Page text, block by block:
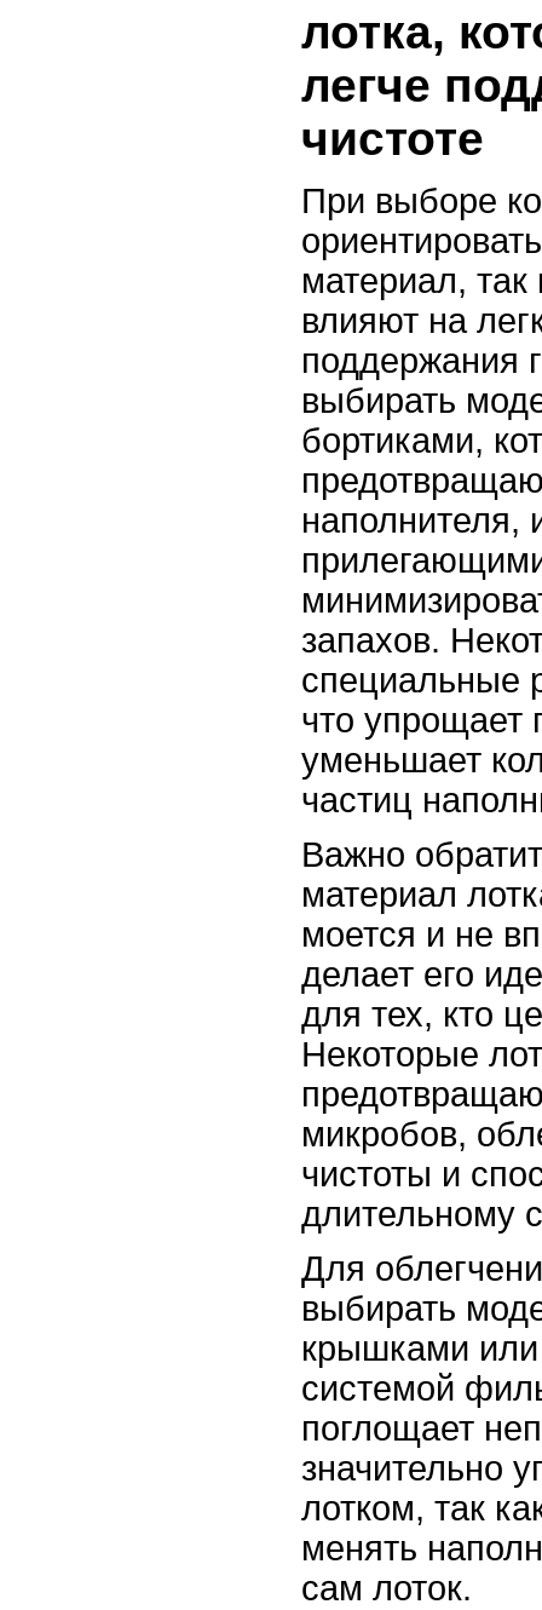
лотка,
легче
чистоте
При выборе
материал,
влияют на
поддержания
выбирать
бортиками,
наполнителя,
запахов.
специальные
что упрощает
уменьшает
частиц
Важно
материал
моется и не
делает его
для тех, кто
Некоторые
микробов,
чистоты и
длительному
Для
выбирать
крышками или
системой
поглощает
значительно
лотком, так
менять
сам лоток.